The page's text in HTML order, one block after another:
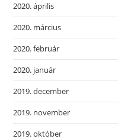
2020. április
2020. március
2020. február
2020. január
2019. december
2019. november
2019. október